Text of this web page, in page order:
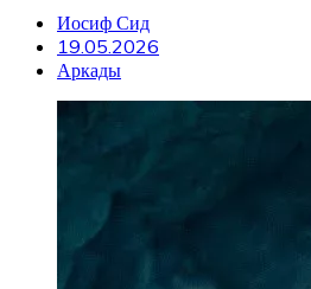
Иосиф Сид
19.05.2026
Аркады